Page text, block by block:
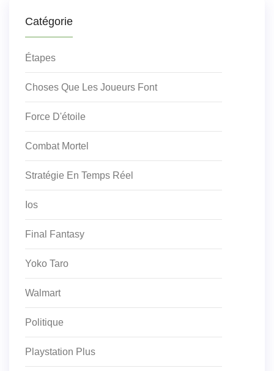
Catégorie
Étapes
Choses Que Les Joueurs Font
Force D'étoile
Combat Mortel
Stratégie En Temps Réel
Ios
Final Fantasy
Yoko Taro
Walmart
Politique
Playstation Plus